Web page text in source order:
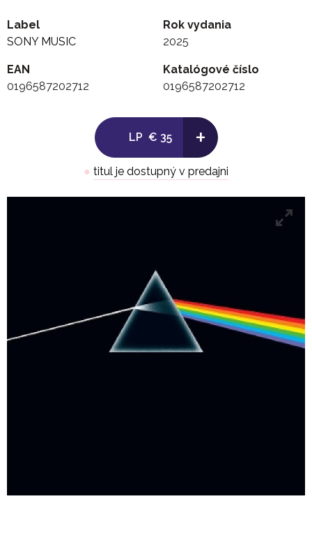
8. Any Colour You Like
9. Brain Damage
Label
SONY MUSIC
Rok vydania
2025
EAN
0196587202712
Katalógové číslo
0196587202712
LP € 35 +
● titul je dostupný v predajni